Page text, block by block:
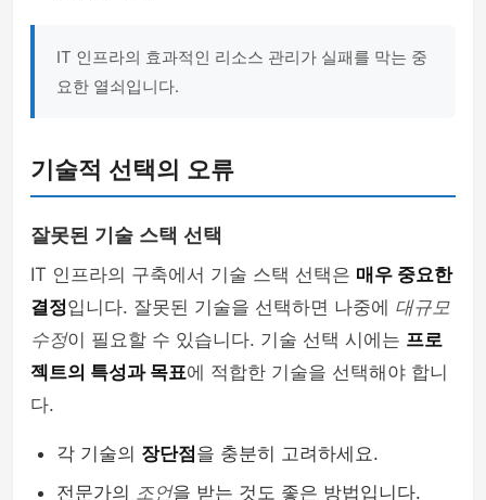
IT 인프라의 효과적인 리소스 관리가 실패를 막는 중
요한 열쇠입니다.
기술적 선택의 오류
잘못된 기술 스택 선택
IT 인프라의 구축에서 기술 스택 선택은 매우 중요한
결정입니다. 잘못된 기술을 선택하면 나중에 대규모
수정이 필요할 수 있습니다. 기술 선택 시에는 프로
젝트의 특성과 목표에 적합한 기술을 선택해야 합니
다.
각 기술의 장단점을 충분히 고려하세요.
전문가의 조언을 받는 것도 좋은 방법입니다.